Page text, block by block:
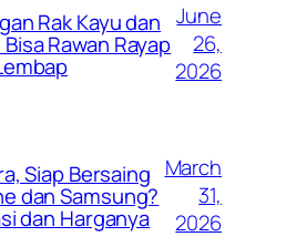
Rak Kayu dan
Rawan Rayap
June
26,
2026
Siap Bersaing
dan Samsung?
dan Harganya
March
31,
2026